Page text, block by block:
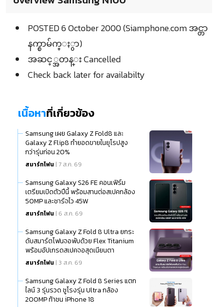
POSTED 6 October 2000 (Siamphone.com အင္တာ
နက္စာမ်က္ႏွာ)
အဆင့္အတန္း Cancelled
Check back later for availabilty
เนื้อหาที่เกี่ยวข้อง
Samsung เผย Galaxy Z Fold8 และ
Galaxy Z Flip8 ทำยอดขายในยุโรปสูง
กว่ารุ่นก่อน 20%
สมาร์ทโฟน | 7 ส.ค. 69
Samsung Galaxy S26 FE คอนเฟิร์ม
เตรียมเปิดตัวปีนี้ พร้อมสานต่อสเปคกล้อง
50MP และชาร์จไว 45W
สมาร์ทโฟน | 6 ส.ค. 69
Samsung Galaxy Z Fold 8 Ultra ยกระ
ดับสมาร์ตโฟนจอพับด้วย Flex Titanium
พร้อมอัปเกรดสเปคจอสุดเนียนตา
สมาร์ทโฟน | 3 ส.ค. 69
Samsung Galaxy Z Fold 8 Series แตก
ไลน์ 3 รุ่นรวด ชูโรงรุ่น Ultra กล้อง
200MP ท้าชน iPhone 18